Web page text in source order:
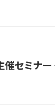
催セミ